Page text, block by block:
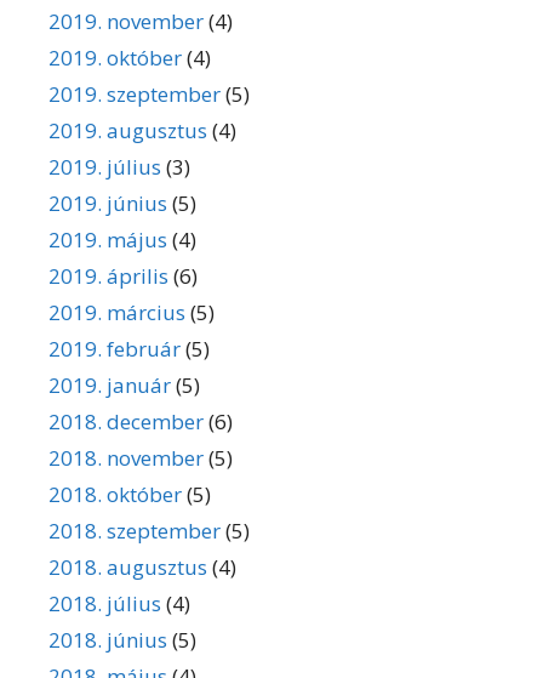
2019. november(4)
2019. október(4)
2019. szeptember(5)
2019. augusztus (4)
2019. július (3)
2019. június (5)
2019. május (4)
2019. április (6)
2019. március (5)
2019. február(5)
2019. január(5)
2018. december(6)
2018. november(5)
2018. október(5)
2018. szeptember(5)
2018. augusztus (4)
2018. július (4)
2018. június (5)